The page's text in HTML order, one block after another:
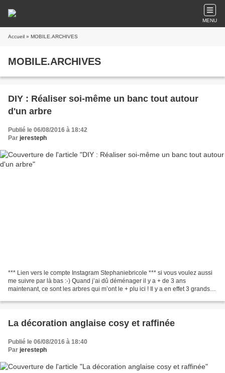
MENU
Accueil » MOBILE.ARCHIVES
MOBILE.ARCHIVES
DIY : Réaliser soi-même un banc tout autour
d'un arbre
Publié le 06/08/2016 à 18:42
Par jeresteph
*** Lien vers le compte Instagram Stephaniebricole *** si vous voulez aussi
me suivre par là bas :-) Quand j’ai dû déménager il y a + de 3 ans
maintenant, ce sont les arbres qui m’ont le + plu ici ! Il y a en effet 3 grands
La décoration anglaise cosy et raffinée
Publié le 06/08/2016 à 18:40
Par jeresteph